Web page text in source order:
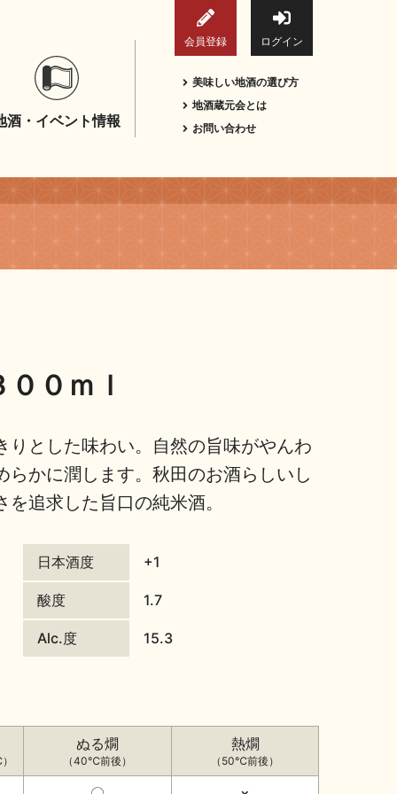
会員登録 ログイン
酒・イベント情報
美味しい地酒の選び方
地酒蔵元会とは
お問い合わせ
０ｍｌ
とした味わい。自然の旨味がやんわ
かに潤します。秋田のお酒らしいし
追求した旨口の純米酒。
日本酒度 +1
酸度 1.7
Alc.度 15.3
ぬる燗
（40℃前後）
熱燗
（50℃前後）